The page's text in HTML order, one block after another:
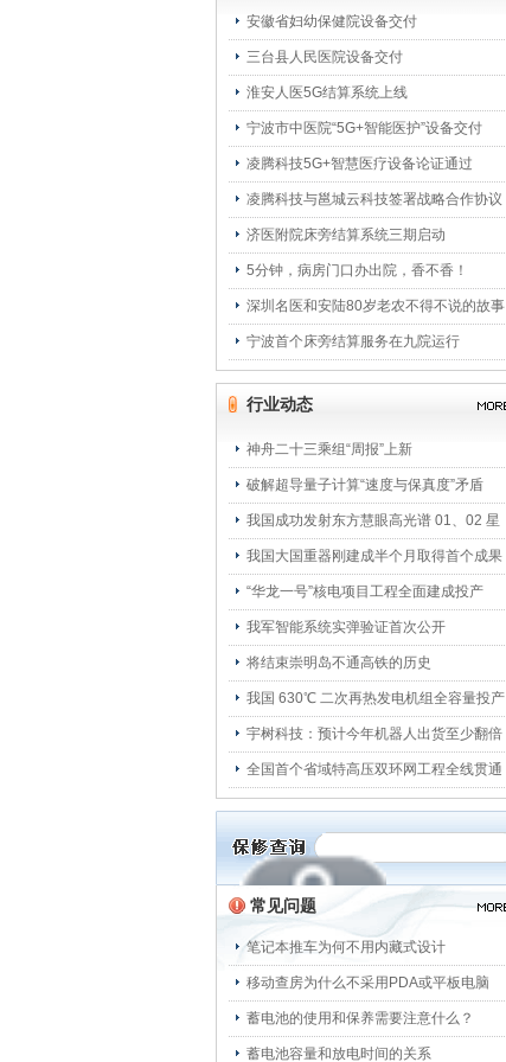
安徽省妇幼保健院设备交付
三台县人民医院设备交付
淮安人医5G结算系统上线
宁波市中医院“5G+智能医护”设备交付
凌腾科技5G+智慧医疗设备论证通过
凌腾科技与邕城云科技签署战略合作协议
济医附院床旁结算系统三期启动
5分钟，病房门口办出院，香不香！
深圳名医和安陆80岁老农不得不说的故事
宁波首个床旁结算服务在九院运行
行业动态
神舟二十三乘组“周报”上新
破解超导量子计算“速度与保真度”矛盾
我国成功发射东方慧眼高光谱 01、02 星
我国大国重器刚建成半个月取得首个成果
“华龙一号”核电项目工程全面建成投产
我军智能系统实弹验证首次公开
将结束崇明岛不通高铁的历史
我国 630℃ 二次再热发电机组全容量投产
宇树科技：预计今年机器人出货至少翻倍
全国首个省域特高压双环网工程全线贯通
常见问题
笔记本推车为何不用内藏式设计
移动查房为什么不采用PDA或平板电脑
蓄电池的使用和保养需要注意什么？
蓄电池容量和放电时间的关系